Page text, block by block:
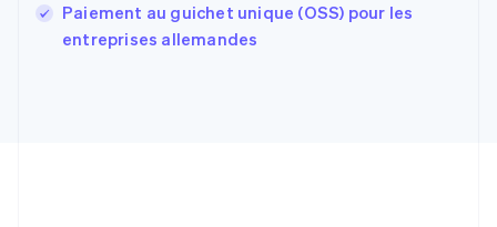
Paiement au guichet unique (OSS) pour les
entreprises allemandes
FrançaisEnglish
Gibraltar